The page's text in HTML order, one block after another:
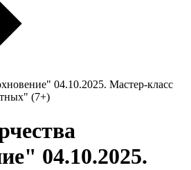
04.10.2025. Мастер-класс
(7+)
04.10.2025.